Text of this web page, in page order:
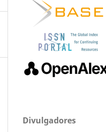
Divulgadores